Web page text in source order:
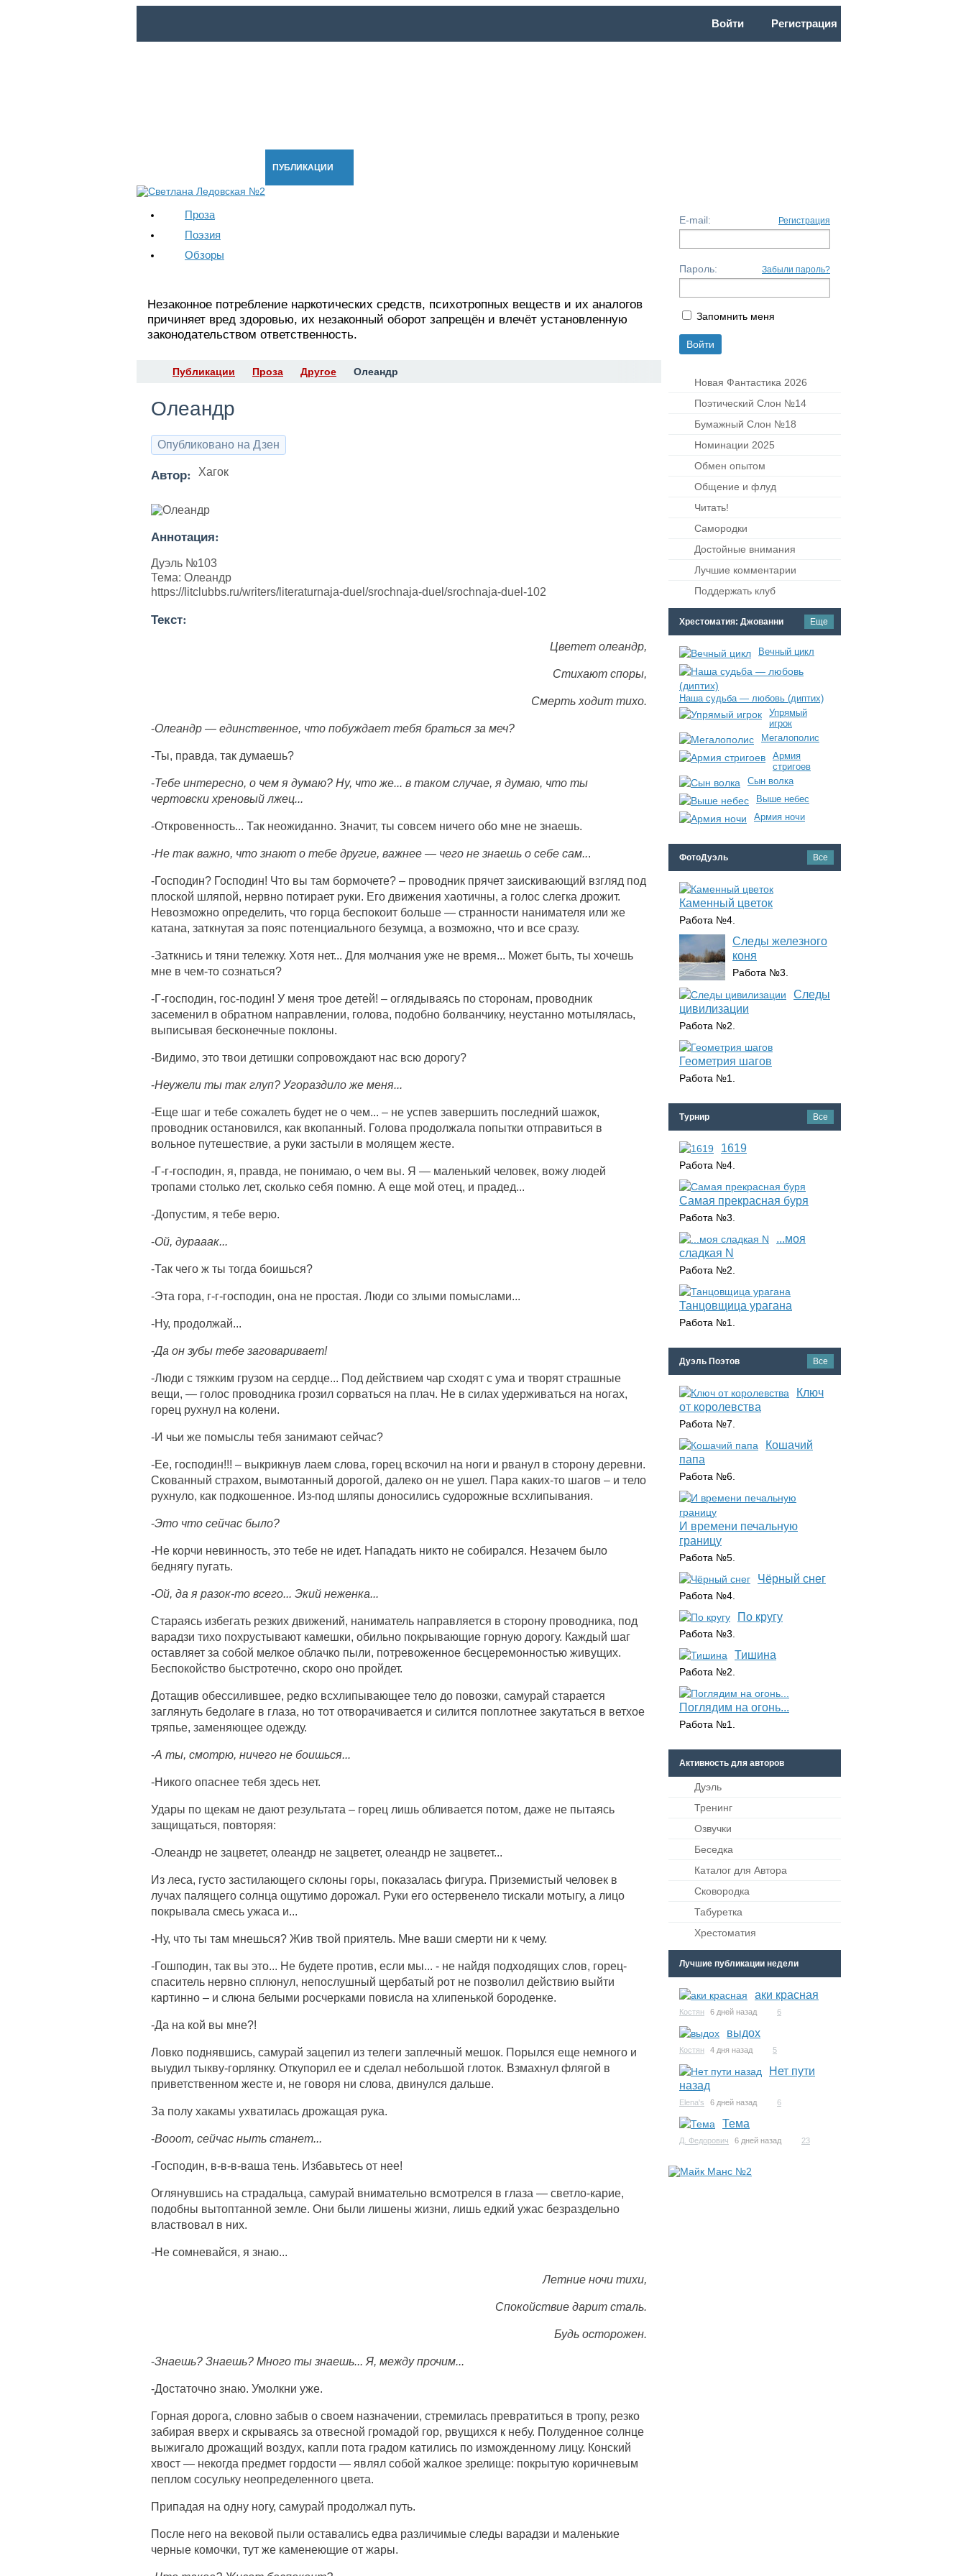
Войти Регистрация
ПУБЛИКАЦИИ
Проза
Поэзия
Обзоры
Незаконное потребление наркотических средств, психотропных веществ и их аналогов
причиняет вред здоровью, их незаконный оборот запрещён и влечёт установленную
законодательством ответственность.
Публикации Проза Другое Олеандр
Олеандр
Опубликовано на Дзен
Автор: Хагок
Аннотация:
Дуэль №103
Тема: Олеандр
https://litclubbs.ru/writers/literaturnaja-duel/srochnaja-duel/srochnaja-duel-102
Текст:
Цветет олеандр,
Стихают споры,
Смерть ходит тихо.
-Олеандр — единственное, что побуждает тебя браться за меч?
-Ты, правда, так думаешь?
-Тебе интересно, о чем я думаю? Ну, что же... в таком случае, я думаю, что ты
чертовски хреновый лжец...
-Откровенность... Так неожиданно. Значит, ты совсем ничего обо мне не знаешь.
-Не так важно, что знают о тебе другие, важнее — чего не знаешь о себе сам...
-Господин? Господин! Что вы там бормочете? – проводник прячет заискивающий взгляд под
плоской шляпой, нервно потирает руки. Его движения хаотичны, а голос слегка дрожит.
Невозможно определить, что горца беспокоит больше — странности нанимателя или же
катана, заткнутая за пояс потенциального безумца, а возможно, что и все сразу.
-Заткнись и тяни тележку. Хотя нет... Для молчания уже не время... Может быть, ты хочешь
мне в чем-то сознаться?
-Г-господин, гос-подин! У меня трое детей! – оглядываясь по сторонам, проводник
засеменил в обратном направлении, голова, подобно болванчику, неустанно мотылялась,
выписывая бесконечные поклоны.
-Видимо, это твои детишки сопровождают нас всю дорогу?
-Неужели ты так глуп? Угораздило же меня...
-Еще шаг и тебе сожалеть будет не о чем... – не успев завершить последний шажок,
проводник остановился, как вкопанный. Голова продолжала попытки отправиться в
вольное путешествие, а руки застыли в молящем жесте.
-Г-г-господин, я, правда, не понимаю, о чем вы. Я — маленький человек, вожу людей
тропами столько лет, сколько себя помню. А еще мой отец, и прадед...
-Допустим, я тебе верю.
-Ой, дурааак...
-Так чего ж ты тогда боишься?
-Эта гора, г-г-господин, она не простая. Люди со злыми помыслами...
-Ну, продолжай...
-Да он зубы тебе заговаривает!
-Люди с тяжким грузом на сердце... Под действием чар сходят с ума и творят страшные
вещи, — голос проводника грозил сорваться на плач. Не в силах удерживаться на ногах,
горец рухнул на колени.
-И чьи же помыслы тебя занимают сейчас?
-Ее, господин!!! – выкрикнув лаем слова, горец вскочил на ноги и рванул в сторону деревни.
Скованный страхом, вымотанный дорогой, далеко он не ушел. Пара каких-то шагов – и тело
рухнуло, как подкошенное. Из-под шляпы доносились судорожные всхлипывания.
-Это что сейчас было?
-Не корчи невинность, это тебе не идет. Нападать никто не собирался. Незачем было
беднягу пугать.
-Ой, да я разок-то всего... Экий неженка...
Стараясь избегать резких движений, наниматель направляется в сторону проводника, под
варадзи тихо похрустывают камешки, обильно покрывающие горную дорогу. Каждый шаг
оставляет за собой мелкое облачко пыли, потревоженное бесцеремонностью живущих.
Беспокойство быстротечно, скоро оно пройдет.
Дотащив обессилившее, редко всхлипывающее тело до повозки, самурай старается
заглянуть бедолаге в глаза, но тот отворачивается и силится поплотнее закутаться в ветхое
тряпье, заменяющее одежду.
-А ты, смотрю, ничего не боишься...
-Никого опаснее тебя здесь нет.
Удары по щекам не дают результата – горец лишь обливается потом, даже не пытаясь
защищаться, повторяя:
-Олеандр не зацветет, олеандр не зацветет, олеандр не зацветет...
Из леса, густо застилающего склоны горы, показалась фигура. Приземистый человек в
лучах палящего солнца ощутимо дорожал. Руки его остервенело тискали мотыгу, а лицо
покрывала смесь ужаса и...
-Ну, что ты там мнешься? Жив твой приятель. Мне ваши смерти ни к чему.
-Гошподин, так вы это... Не будете против, если мы... - не найдя подходящих слов, горец-
спаситель нервно сплюнул, непослушный щербатый рот не позволил действию выйти
картинно – и слюна белыми росчерками повисла на хлипенькой бороденке.
-Да на кой вы мне?!
Ловко поднявшись, самурай зацепил из телеги заплечный мешок. Порылся еще немного и
выудил тыкву-горлянку. Откупорил ее и сделал небольшой глоток. Взмахнул флягой в
приветственном жесте и, не говоря ни слова, двинулся дальше.
За полу хакамы ухватилась дрожащая рука.
-Вооот, сейчас ныть станет...
-Господин, в-в-в-ваша тень. Избавьтесь от нее!
Оглянувшись на страдальца, самурай внимательно всмотрелся в глаза — светло-карие,
подобны вытоптанной земле. Они были лишены жизни, лишь едкий ужас безраздельно
властвовал в них.
-Не сомневайся, я знаю...
Летние ночи тихи,
Спокойствие дарит сталь.
Будь осторожен.
-Знаешь? Знаешь? Много ты знаешь... Я, между прочим...
-Достаточно знаю. Умолкни уже.
Горная дорога, словно забыв о своем назначении, стремилась превратиться в тропу, резко
забирая вверх и скрываясь за отвесной громадой гор, рвущихся к небу. Полуденное солнце
выжигало дрожащий воздух, капли пота градом катились по изможденному лицу. Конский
хвост — некогда предмет гордости — являл собой жалкое зрелище: покрытую коричневым
пеплом сосульку неопределенного цвета.
Припадая на одну ногу, самурай продолжал путь.
После него на вековой пыли оставались едва различимые следы варадзи и маленькие
черные комочки, тут же каменеющие от жары.
E-mail: Регистрация
Пароль: Забыли пароль?
Запомнить меня
Новая Фантастика 2026
Поэтический Слон №14
Бумажный Слон №18
Номинации 2025
Обмен опытом
Общение и флуд
Читать!
Самородки
Достойные внимания
Лучшие комментарии
Поддержать клуб
Хрестоматия: Джованни Еще
Вечный цикл
Наша судьба — любовь (диптих)
Упрямый
игрок
Мегалополис
Армия
стригоев
Сын волка
Выше небес
Армия ночи
ФотоДуэль Все
Каменный цветок
Работа №4.
Следы железного
коня
Работа №3.
Следы
цивилизации
Работа №2.
Геометрия шагов
Работа №1.
Турнир Все
1619
Работа №4.
Самая прекрасная буря
Работа №3.
...моя
сладкая N
Работа №2.
Танцовщица урагана
Работа №1.
Дуэль Поэтов Все
Ключ
от королевства
Работа №7.
Кошачий
папа
Работа №6.
И времени печальную
границу
Работа №5.
Чёрный снег
Работа №4.
По кругу
Работа №3.
Тишина
Работа №2.
Поглядим на огонь...
Работа №1.
Активность для авторов
Дуэль
Тренинг
Озвучки
Беседка
Каталог для Автора
Сковородка
Табуретка
Хрестоматия
Лучшие публикации недели
аки красная
Костян 6 дней назад 6
выдох
Костян 4 дня назад 5
Нет пути
назад
Elena's 6 дней назад 6
Тема
Д. Федорович 6 дней назад 23